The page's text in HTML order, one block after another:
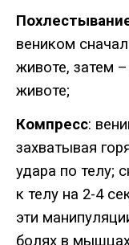
веником
животе, затем –
животе;
Компресс:
захватывая
удара по телу;
к телу на 2-4
эти
болях в